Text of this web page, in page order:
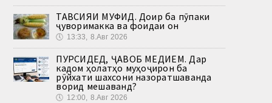
ТАВСИЯИ МУФИД. Доир ба пӯпаки
ҷуворимакка ва фоидаи он
🕔 13:33, 8.Авг 2026
ПУРСИДЕД, ҶАВОБ МЕДИҲЕМ. Дар
кадом ҳолатҳо муҳоҷирон ба
рӯйхати шахсони назоратшаванда
ворид мешаванд?
🕔 12:00, 8.Авг 2026